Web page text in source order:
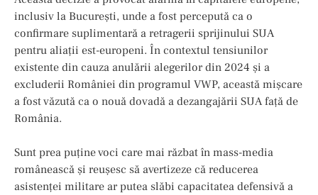
inclusiv la București, unde a fost percepută ca o
confirmare suplimentară a retragerii sprijinului SUA
pentru aliații est-europeni. În contextul tensiunilor
existente din cauza anulării alegerilor din 2024 și a
excluderii României din programul VWP, această mișcare
a fost văzută ca o nouă dovadă a dezangajării SUA față de
România.
Sunt prea puţine voci care mai răzbat în mass-media
românească şi reuşesc să avertizeze că reducerea
asistenței militare ar putea slăbi capacitatea defensivă a